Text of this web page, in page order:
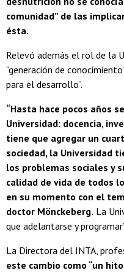
comunidad” de las
ésta.
Relevó además el rol de la
“generación de
para el desarrollo”.
“Hasta hace pocos años
Universidad: docencia,
tiene que agregar un
sociedad, la Universidad
los problemas sociales y
calidad de vida de todos
en su momento con el
doctor Mönckeberg. La
que adelantarse y
La Directora del INTA,
este cambio como “un